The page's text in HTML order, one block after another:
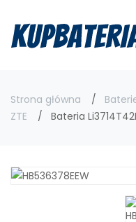
Strona główna
ZTE
Bateria